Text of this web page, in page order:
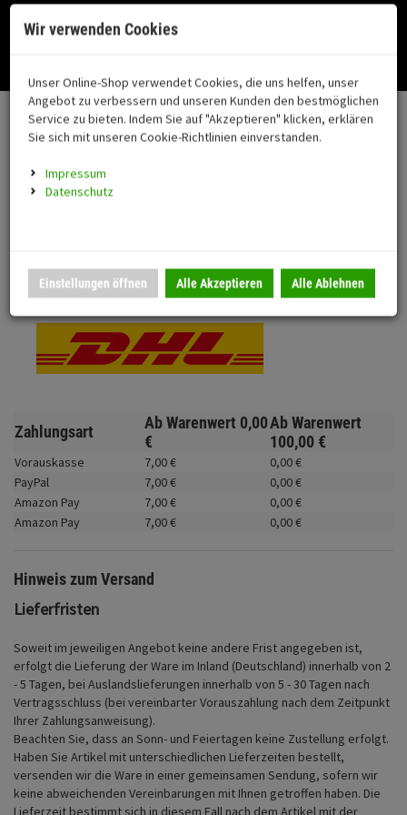
Menü schließen
Fahrzeugteile FAHRZEUGTEILE
Beleuchtung
Fahrwerk
Zubehör
Merchandise
coming soon
Warenkorb schließen
0 ARTIKEL IM WARENKORB
Ihr Warenkorb ist momentan leer.
Ergebnisse () Fertig
Cookies helfen uns bei der Bereitstellung unserer Dienste. Durch die
Nutzung unserer Dienste erklären Sie sich damit einverstanden!
Versand & Lieferung
Bitte wählen Sie Ihr Lieferland.
DHL National
Zahlungsart Ab Warenwert 0,00
€
Ab Warenwert
100,00 €
Vorauskasse 7,00€ 0,00€
PayPal
7,00€ 0,00€
Amazon Pay
7,00€ 0,00€
Amazon Pay
7,00€ 0,00€
Hinweis zum Versand
Lieferfristen
Soweit im jeweiligen Angebot keine andere Frist angegeben ist,
erfolgt die Lieferung der Ware im Inland (Deutschland) innerhalb von 2
- 5 Tagen, bei Auslandslieferungen innerhalb von 5 - 30 Tagen nach
Vertragsschluss (bei vereinbarter Vorauszahlung nach dem Zeitpunkt
Ihrer Zahlungsanweisung).
Beachten Sie, dass an Sonn- und Feiertagen keine Zustellung erfolgt.
Haben Sie Artikel mit unterschiedlichen Lieferzeiten bestellt,
versenden wir die Ware in einer gemeinsamen Sendung, sofern wir
keine abweichenden Vereinbarungen mit Ihnen getroffen haben. Die
Lieferzeit bestimmt sich in diesem Fall nach dem Artikel mit der
Wir verwenden Cookies
Unser Online-Shop verwendet Cookies, die uns helfen, unser
Angebot zu verbessern und unseren Kunden den bestmöglichen
Service zu bieten. Indem Sie auf "Akzeptieren" klicken, erklären
Sie sich mit unseren Cookie-Richtlinien einverstanden.
Impressum
Datenschutz
Einstellungen öffnen Alle Akzeptieren Alle Ablehnen